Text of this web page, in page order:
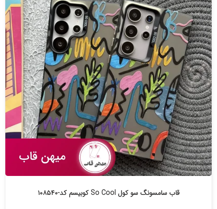
قاب سامسونگ سو کول So Cool کوبیسم کد-۱۰۸۵۴۰